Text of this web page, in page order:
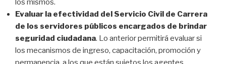
los mismos.
Evaluar la efectividad del Servicio Civil de Carrera
de los servidores públicos encargados de brindar
seguridad ciudadana. Lo anterior permitirá evaluar si
los mecanismos de ingreso, capacitación, promoción y